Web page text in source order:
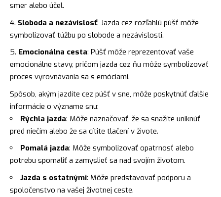
smer alebo účel.
Sloboda a nezávislosť: Jazda cez rozľahlú púšť môže
symbolizovať túžbu po slobode a nezávislosti.
Emocionálna cesta: Púšť môže reprezentovať vaše
emocionálne stavy, pričom jazda cez ňu môže symbolizovať
proces vyrovnávania sa s emóciami.
Spôsob, akým jazdíte cez púšť v sne, môže poskytnúť ďalšie
informácie o význame snu:
Rýchla jazda: Môže naznačovať, že sa snažíte uniknúť
pred niečím alebo že sa cítite tlačení v živote.
Pomalá jazda: Môže symbolizovať opatrnosť alebo
potrebu spomaliť a zamyslieť sa nad svojím životom.
Jazda s ostatnými: Môže predstavovať podporu a
spoločenstvo na vašej životnej ceste.